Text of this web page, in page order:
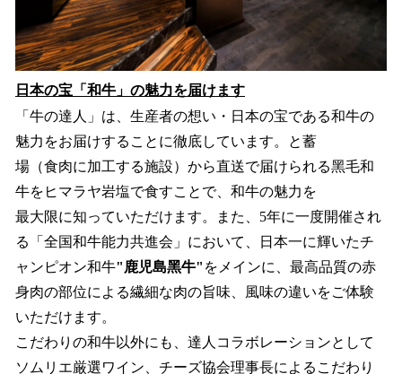
⽇本の宝「和⽜」の魅⼒を届けます
「⽜の達⼈」は、⽣産者の想い・⽇本の宝である和⽜の
魅⼒をお届けすることに徹底しています。と蓄
場（⾷⾁に加⼯する施設）から直送で届けられる⿊⽑和
⽜をヒマラヤ岩塩で⾷すことで、和⽜の魅⼒を
最⼤限に知っていただけます。また、5年に⼀度開催され
る「全国和⽜能⼒共進会」において、⽇本⼀に輝いたチ
ャンピオン和⽜"⿅児島⿊⽜" をメインに、最⾼品質の⾚
⾝⾁の部位による繊細な⾁の旨味、⾵味の違いをご体験
いただけます。
こだわりの和⽜以外にも、達⼈コラボレーションとして
ソムリエ厳選ワイン、チーズ協会理事⻑によるこだわり